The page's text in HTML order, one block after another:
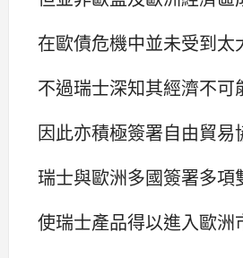
在歐債危機中並未受到太
不過瑞士深知其經濟不可
因此亦積極簽署自由貿易
瑞士與歐洲多國簽署多項
使瑞士產品得以進入歐洲